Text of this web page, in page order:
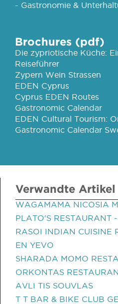
- Gastronomie &
Brochures (pdf)
Die zypriotische Küche:
Reiseführer
Zypern Wein Strassen
EDEN Cyprus
Cyprus EDEN Routes
Gastronomic Calendar
EDEN Cultural Tourism:
Gastronomic Calendar
Verwandte Artikel
WAGAMAMA NICOSIA
PLATO'S RESTAURANT
RASOI INDIAN CUISINE
EN YEVO
SHARADA MOMO
ORKONTAS
AVLI TIS SOUVLAS
T T BAR & BIKE CLUB